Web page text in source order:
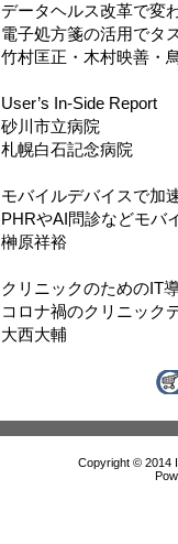
データヘルス改革で変
電子処方箋の活用でタ
竹村匡正・木村映善・
User’s In-Side Report
砂川市立病院
札幌白石記念病院
モバイルデバイスで加
PHRやAI問診などモバ
榊原祥裕
クリニックのためのIT
コロナ禍のクリニック
大西大輔
Copyright © 2014